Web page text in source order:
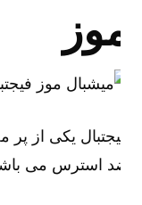
یکی از پر
استرس می باشد